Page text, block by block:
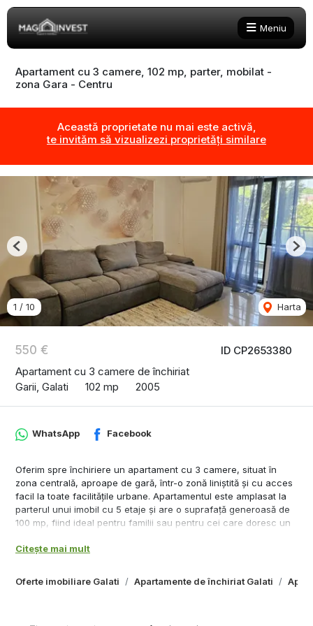
Meniu
Apartament cu 3 camere, 102 mp, parter, mobilat -
zona Gara - Centru
Această proprietate nu mai este activă,
te invităm să vizualizezi proprietăți similare
ID CP2653380
550 €
Apartament cu 3 camere de închiriat
Garii, Galati
102 mp 2005
1 / 10 Harta
Previous
Oferte imobiliare Galati Apartamente de închiriat Galati
WhatsApp Facebook
Oferim spre închiriere un apartament cu 3 camere, situat în
zona centrală, aproape de gară, într-o zonă liniștită și cu acces
facil la toate facilitățile urbane. Apartamentul este amplasat la
parterul unui imobil cu 5 etaje și are o suprafață generoasă de
100 mp, fiind ideal pentru familii sau pentru cei care doresc un
3 camere spațioase și luminoase
Citește mai mult